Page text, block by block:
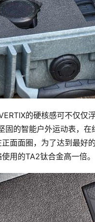
的硬核感可不仅仅
固的智能户外运动表，
面面圈，为了达到最好
用的TA2钛合金高一倍。